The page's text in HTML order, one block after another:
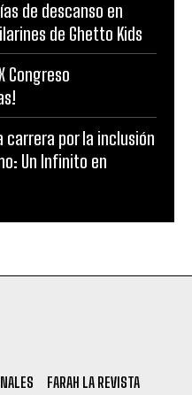
de descanso en
de Ghetto Kids
Congreso
carrera por la inclusión
Un Infinito en
FARAH LA REVISTA